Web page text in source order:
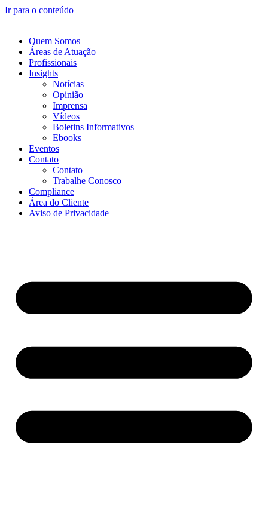
Ir para o conteúdo
Quem Somos
Áreas de Atuação
Profissionais
Insights
Notícias
Opinião
Imprensa
Vídeos
Boletins Informativos
Ebooks
Eventos
Contato
Contato
Trabalhe Conosco
Compliance
Área do Cliente
Aviso de Privacidade